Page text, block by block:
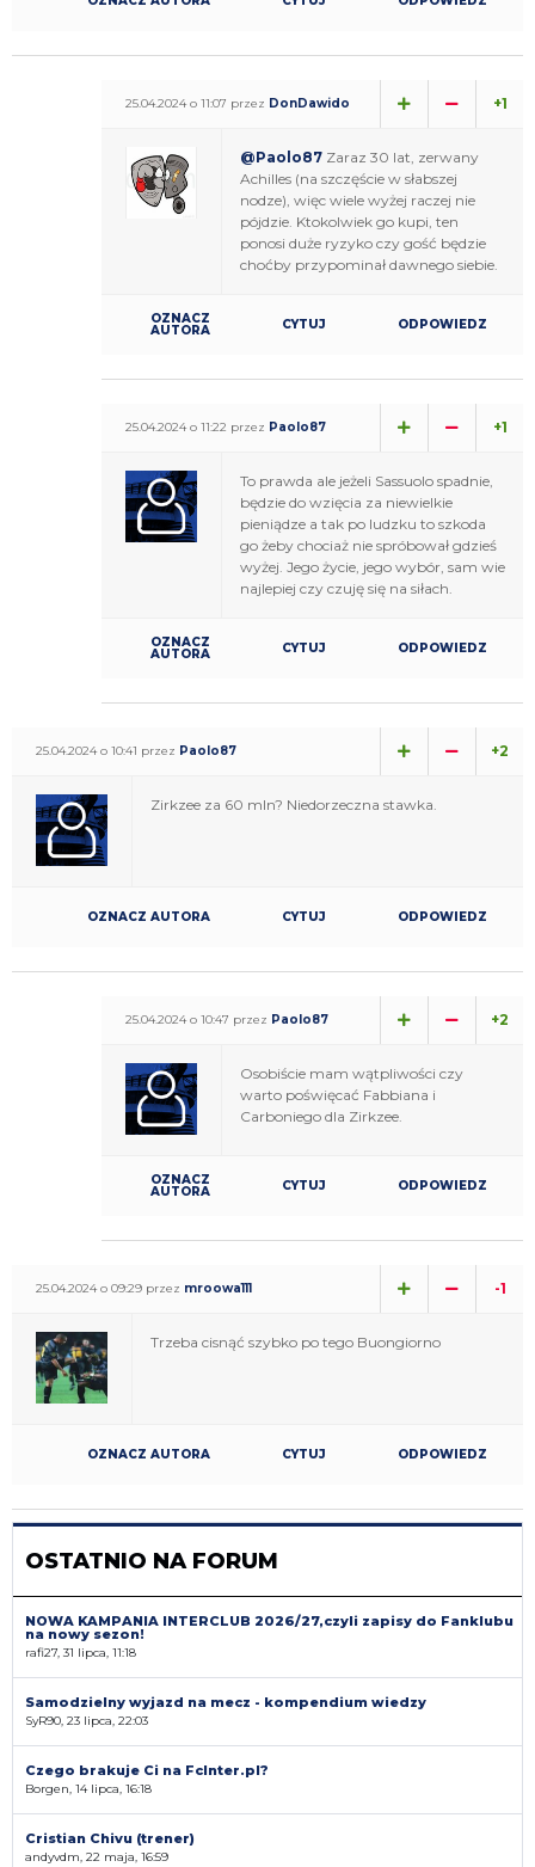
25.04.2024 o 11:07 przez DonDawido +1
@Paolo87 Zaraz 30 lat, zerwany
Achilles (na szczęście w słabszej
nodze), więc wiele wyżej raczej nie
pójdzie. Ktokolwiek go kupi, ten
ponosi duże ryzyko czy gość będzie
choćby przypominał dawnego siebie.
OZNACZ
AUTORA CYTUJ ODPOWIEDZ
25.04.2024 o 11:22 przez Paolo87 +1
To prawda ale jeżeli Sassuolo spadnie,
będzie do wzięcia za niewielkie
pieniądze a tak po ludzku to szkoda
go żeby chociaż nie spróbował gdzieś
wyżej. Jego życie, jego wybór, sam wie
najlepiej czy czuję się na siłach.
OZNACZ
AUTORA CYTUJ ODPOWIEDZ
25.04.2024 o 10:41 przez Paolo87 +2
Zirkzee za 60 mln? Niedorzeczna stawka.
OZNACZ AUTORA CYTUJ ODPOWIEDZ
25.04.2024 o 10:47 przez Paolo87 +2
Osobiście mam wątpliwości czy
warto poświęcać Fabbiana i
Carboniego dla Zirkzee.
OZNACZ
AUTORA CYTUJ ODPOWIEDZ
25.04.2024 o 09:29 przez mroowa111 -1
Trzeba cisnąć szybko po tego Buongiorno
OZNACZ AUTORA CYTUJ ODPOWIEDZ
OSTATNIO NA FORUM
NOWA KAMPANIA INTERCLUB 2026/27,czyli zapisy do Fanklubu
na nowy sezon!
rafi27, 31 lipca, 11:18
Samodzielny wyjazd na mecz - kompendium wiedzy
SyR90, 23 lipca, 22:03
Czego brakuje Ci na FcInter.pl?
Borgen, 14 lipca, 16:18
Cristian Chivu (trener)
andyvdm, 22 maja, 16:59